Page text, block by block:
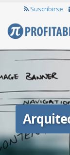
Suscribirse